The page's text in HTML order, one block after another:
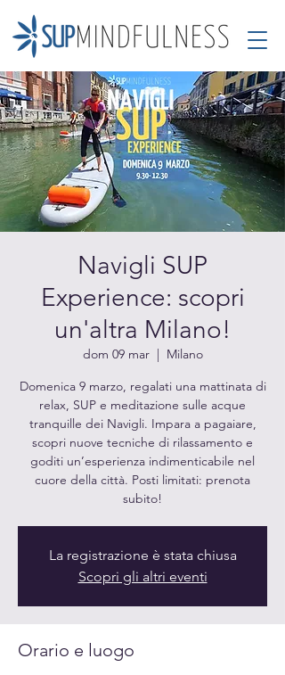
Navigli SUP
Experience: scopri
un'altra Milano!
dom 09 mar
  |
Milano
Domenica 9 marzo, regalati una mattinata di
relax, SUP e meditazione sulle acque
tranquille dei Navigli. Impara a pagaiare,
scopri nuove tecniche di rilassamento e
goditi un’esperienza indimenticabile nel
cuore della città. Posti limitati: prenota
subito!
La registrazione è stata chiusa
Scopri gli altri eventi
Orario e luogo